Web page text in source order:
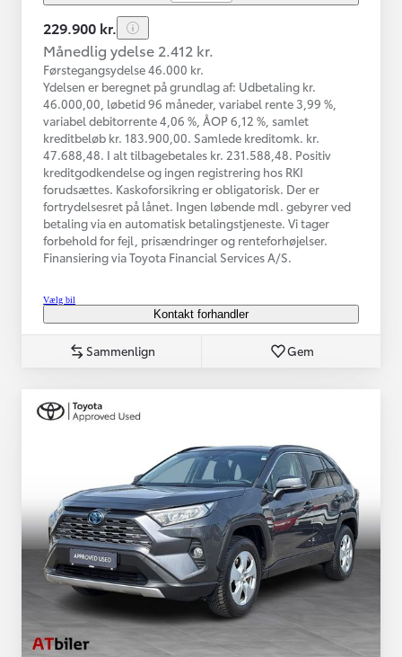
229.900 kr.
Månedlig ydelse 2.412 kr.
Førstegangsydelse 46.000 kr.
Ydelsen er beregnet på grundlag af: Udbetaling kr.
46.000,00, løbetid 96 måneder, variabel rente 3,99 %,
variabel debitorrente 4,06 %, ÅOP 6,12 %, samlet
kreditbeløb kr. 183.900,00. Samlede kreditomk. kr.
47.688,48. I alt tilbagebetales kr. 231.588,48. Positiv
kreditgodkendelse og ingen registrering hos RKI
forudsættes. Kaskoforsikring er obligatorisk. Der er
fortrydelsesret på lånet. Ingen løbende mdl. gebyrer ved
betaling via en automatisk betalingstjeneste. Vi tager
forbehold for fejl, prisændringer og renteforhøjelser.
Finansiering via Toyota Financial Services A/S.
Vælg bil
Kontakt forhandler
Sammenlign Gem